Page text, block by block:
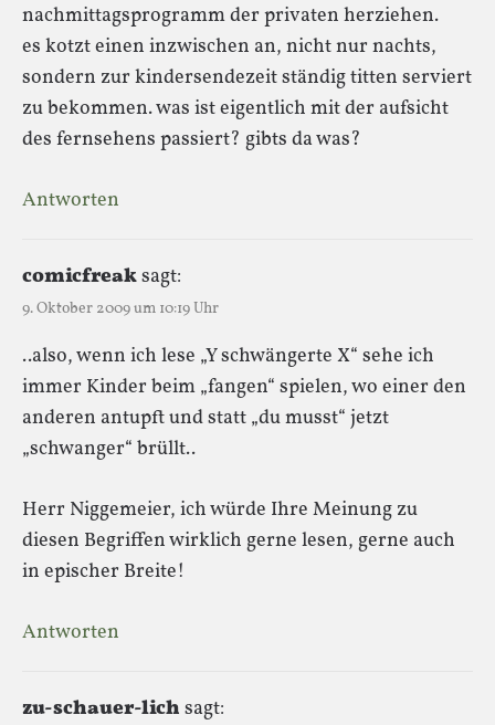
nachmittagsprogramm der privaten herziehen.
es kotzt einen inzwischen an, nicht nur nachts,
sondern zur kindersendezeit ständig titten serviert
zu bekommen. was ist eigentlich mit der aufsicht
des fernsehens passiert? gibts da was?
Antworten
comicfreaksagt:
9. Oktober 2009 um 10:19 Uhr
..also, wenn ich lese „Y schwängerte X“ sehe ich
immer Kinder beim „fangen“ spielen, wo einer den
anderen antupft und statt „du musst“ jetzt
„schwanger“ brüllt..
Herr Niggemeier, ich würde Ihre Meinung zu
diesen Begriffen wirklich gerne lesen, gerne auch
in epischer Breite!
Antworten
zu-schauer-lich sagt: